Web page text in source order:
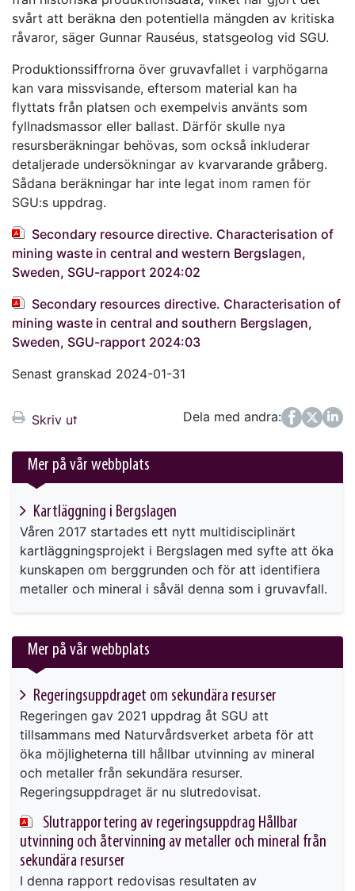
svårt att beräkna den potentiella mängden av kritiska
råvaror, säger Gunnar Rauséus, statsgeolog vid SGU.
Produktionssiffrorna över gruvavfallet i varphögarna
kan vara missvisande, eftersom material kan ha
flyttats från platsen och exempelvis använts som
fyllnadsmassor eller ballast. Därför skulle nya
resursberäkningar behövas, som också inkluderar
detaljerade undersökningar av kvarvarande gråberg.
Sådana beräkningar har inte legat inom ramen för
SGU:s uppdrag.
Secondary resource directive. Characterisation of
mining waste in central and western Bergslagen,
Sweden, SGU-rapport 2024:02
Secondary resources directive. Characterisation of
mining waste in central and southern Bergslagen,
Sweden, SGU-rapport 2024:03
Senast granskad 2024-01-31
Skriv ut Dela med andra:
FacebookTwitter
LinkedIn
Mer på vår webbplats
Kartläggning i Bergslagen
Våren 2017 startades ett nytt multidisciplinärt
kartläggningsprojekt i Bergslagen med syfte att öka
kunskapen om berggrunden och för att identifiera
metaller och mineral i såväl denna som i gruvavfall.
Mer på vår webbplats
Regeringsuppdraget om sekundära resurser
Regeringen gav 2021 uppdrag åt SGU att
tillsammans med Naturvårdsverket arbeta för att
öka möjligheterna till hållbar utvinning av mineral
och metaller från sekundära resurser.
Regeringsuppdraget är nu slutredovisat.
Slutrapportering av regeringsuppdrag Hållbar
utvinning och återvinning av metaller och mineral från
sekundära resurser
I denna rapport redovisas resultaten av